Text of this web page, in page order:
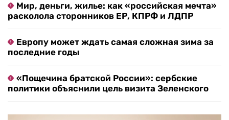
Мир, деньги, жилье: как «российская мечта»
расколола сторонников ЕР, КПРФ и ЛДПР
Европу может ждать самая сложная зима за
последние годы
«Пощечина братской России»: сербские
политики объяснили цель визита Зеленского